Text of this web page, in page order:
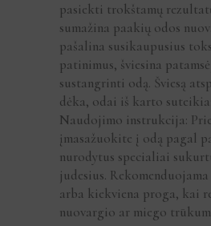
pasiekti trokštamų
sumažina paakių odos
pašalina susikaupusius
patinimus, šviesina
sustangrinti odą. Šviesą
dėka, odai iš karto
Naudojimo instrukcija:
įmasažuokite į odą pagal
nurodytus specialiai
judesius.
arba kiekviena proga, kai
nuovargio ar miego